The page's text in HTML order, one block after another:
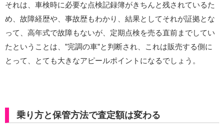
それは、車検時に必要な点検記録簿がきちんと残されているた
め、故障経歴や、事故歴もわかり、結果としてそれが証拠とな
って、高年式で故障もないが、定期点検を売る直前までしてい
たということは、”完調の車”と判断され、これは販売する側に
とって、とても大きなアピールポイントになるでしょう。
乗り方と保管方法で査定額は変わる